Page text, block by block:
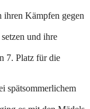
ihren Kämpfen gegen
und ihre
7. Platz für die
spätsommerlichem